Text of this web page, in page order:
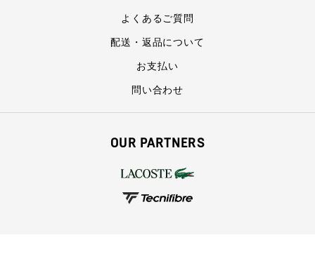
よくあるご質問
配送・返品について
お支払い
問い合わせ
OUR PARTNERS